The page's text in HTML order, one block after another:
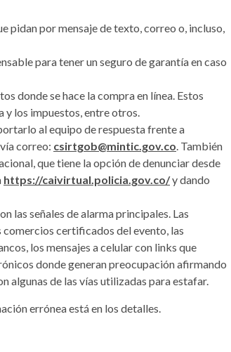
pidan por mensaje de texto, correo o, incluso,
para tener un seguro de garantía en caso
donde se hace la compra en línea. Estos
y los impuestos, entre otros.
al equipo de respuesta frente a
correo: csirtgob@mintic.gov.co. También
que tiene la opción de denunciar desde
https://caivirtual.policia.gov.co/y dando
las señales de alarma principales. Las
certificados del evento, las
los mensajes a celular con links que
donde generan preocupación afirmando
algunas de las vías utilizadas para estafar.
errónea está en los detalles.